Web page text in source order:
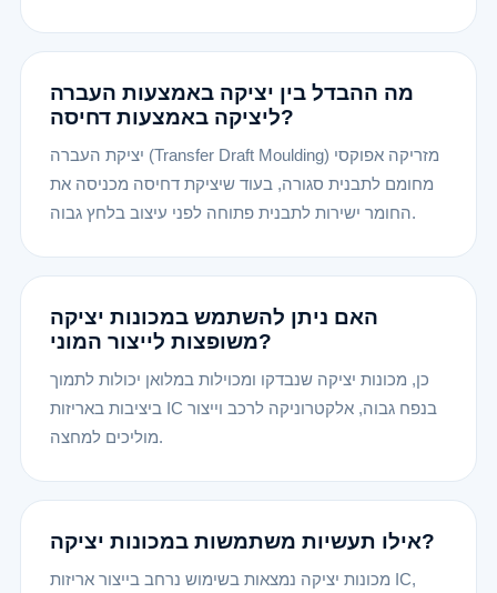
מה ההבדל בין יציקה באמצעות העברה
ליציקה באמצעות דחיסה?
יציקת העברה (Transfer Draft Moulding) מזריקה אפוקסי
מחומם לתבנית סגורה, בעוד שיציקת דחיסה מכניסה את
החומר ישירות לתבנית פתוחה לפני עיצוב בלחץ גבוה.
האם ניתן להשתמש במכונות יציקה
משופצות לייצור המוני?
כן, מכונות יציקה שנבדקו ומכוילות במלואן יכולות לתמוך
ביציבות באריזות IC בנפח גבוה, אלקטרוניקה לרכב וייצור
מוליכים למחצה.
אילו תעשיות משתמשות במכונות יציקה?
מכונות יציקה נמצאות בשימוש נרחב בייצור אריזות IC,